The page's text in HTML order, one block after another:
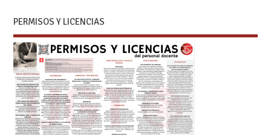
PERMISOS Y LICENCIAS